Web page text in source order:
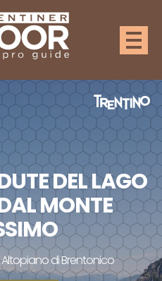
DEL LAGO
MONTE
di Brentonico